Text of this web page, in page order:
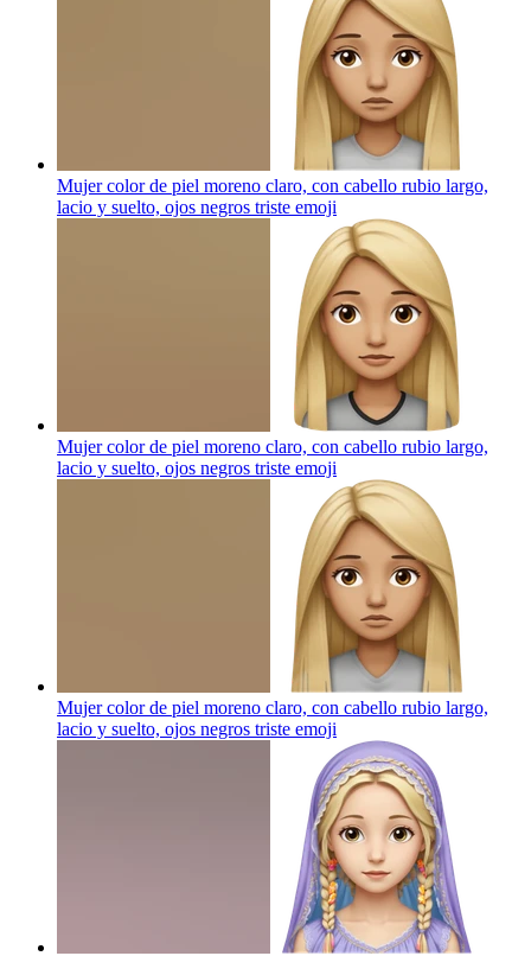
Mujer color de piel moreno claro, con cabello rubio largo,
lacio y suelto, ojos negros triste emoji
Mujer color de piel moreno claro, con cabello rubio largo,
lacio y suelto, ojos negros triste emoji
Mujer color de piel moreno claro, con cabello rubio largo,
lacio y suelto, ojos negros triste emoji